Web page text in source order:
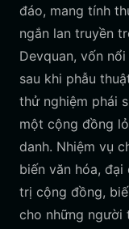
đáo, mang tính
ngắn lan truyền
Devquan, vốn
sau khi phẫu
thử nghiệm phái
một cộng đồng
danh. Nhiệm vụ
biến văn hóa,
trị cộng đồng,
cho những người